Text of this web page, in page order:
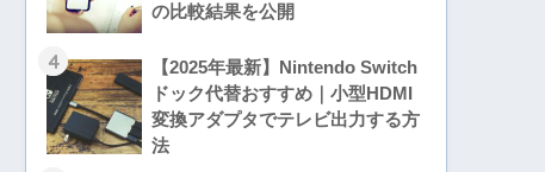
の比較結果を公開
4
【2025年最新】Nintendo Switch
ドック代替おすすめ｜小型HDMI
変換アダプタでテレビ出力する方
法